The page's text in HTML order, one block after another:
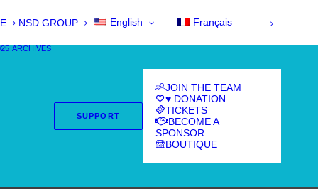
NSD GROUP English Français
ARCHIVES
SUPPORT
JOIN THE TEAM
♥ DONATION
TICKETS
BECOME A
SPONSOR
BOUTIQUE